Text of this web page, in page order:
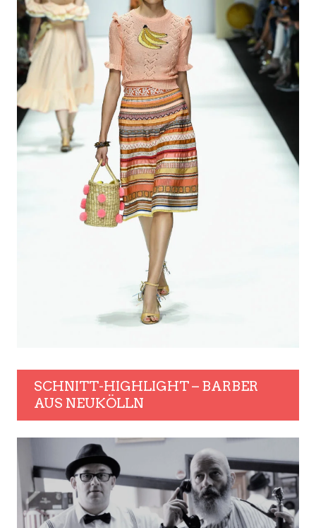
SCHNITT-HIGHLIGHT – BARBER
AUS NEUKÖLLN